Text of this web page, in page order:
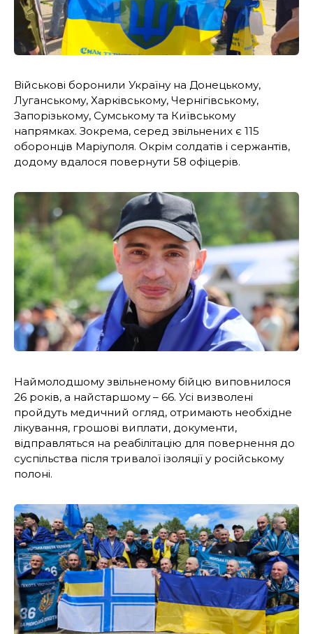
Військові боронили Україну на Донецькому,
Луганському, Харківському, Чернігівському,
Запорізькому, Сумському та Київському
напрямках. Зокрема, серед звільнених є 115
оборонців Маріуполя. Окрім солдатів і сержантів,
додому вдалося повернути 58 офіцерів.
Наймолодшому звільненому бійцю виповнилося
26 років, а найстаршому – 66. Усі визволені
пройдуть медичний огляд, отримають необхідне
лікування, грошові виплати, документи,
відправляться на реабілітацію для повернення до
суспільства після тривалої ізоляції у російському
полоні.